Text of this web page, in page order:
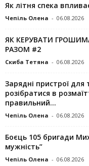
Як літня спека
Чепіль Олена - 06.08.2026
ЯК КЕРУВАТИ
РАЗОМ #2
Скиба Тетяна - 06.08.2026
Зарядні пристрої для
розібратися в
правильний...
Чепіль Олена - 06.08.2026
Боєць 105 бригади
мужність”
Чепіль Олена - 06.08.2026